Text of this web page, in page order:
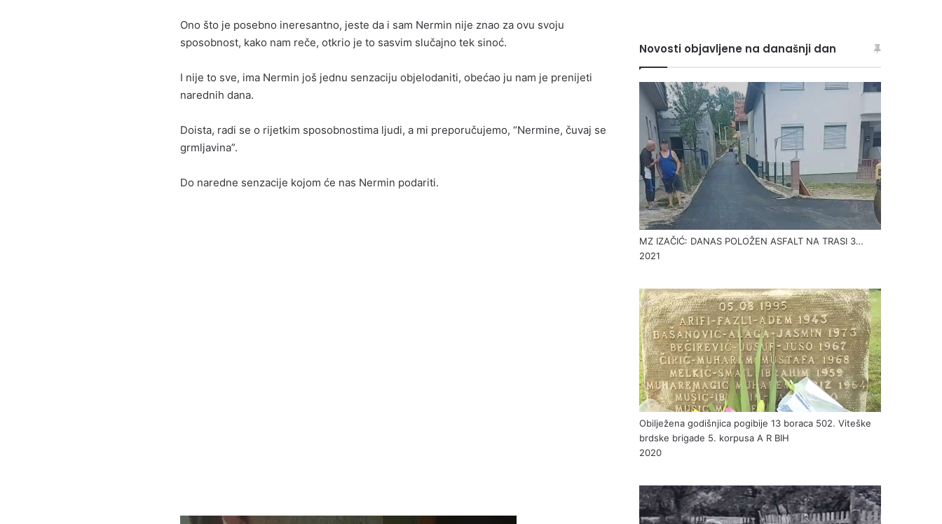
Ono što je posebno ineresantno, jeste da i sam Nermin nije znao za ovu svoju
sposobnost, kako nam reče, otkrio je to sasvim slučajno tek sinoć.
I nije to sve, ima Nermin još jednu senzaciju objelodaniti, obećao ju nam je prenijeti
narednih dana.
Doista, radi se o rijetkim sposobnostima ljudi, a mi preporučujemo, “Nermine, čuvaj se
grmljavina”.
Do naredne senzacije kojom će nas Nermin podariti.
Novosti objavljene na današnji dan
MZ IZAČIĆ: DANAS POLOŽEN ASFALT NA TRASI 3…
2021
Obilježena godišnjica pogibije 13 boraca 502. Viteške
brdske brigade 5. korpusa A R BIH
2020